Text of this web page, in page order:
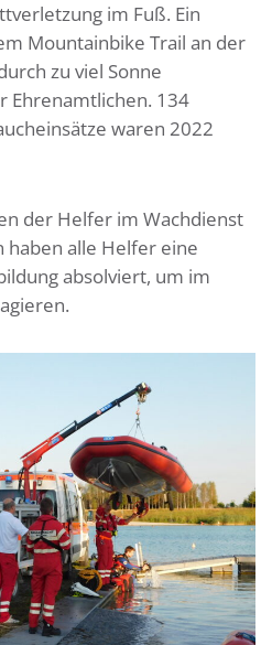
im Fuß. Ein
Mountainbike Trail an der
zu viel Sonne
Ehrenamtlichen. 134
waren 2022
der Helfer im Wachdienst
haben alle Helfer eine
absolviert, um im